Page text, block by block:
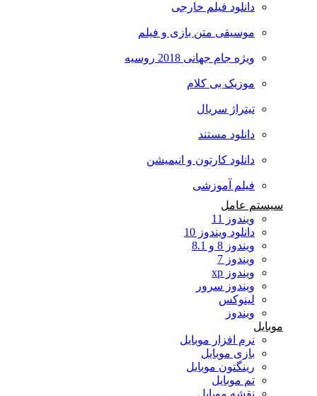
دانلود فیلم خارجی
موسیقی متن بازی و فیلم
ویژه جام جهانی 2018 روسیه
موزیک بی کلام
تیتراژ سریال
دانلود مستند
دانلود کارتون و انیمیشن
فیلم آموزشی
سیستم عامل
ویندوز 11
دانلود ویندوز 10
ویندوز 8 و 8.1
ویندوز 7
ویندوز xp
ویندوز سرور
لینوکس
ویندوز
موبایل
نرم افزار موبایل
بازی موبایل
رینگتون موبایل
تم موبایل
نقشه موبایل